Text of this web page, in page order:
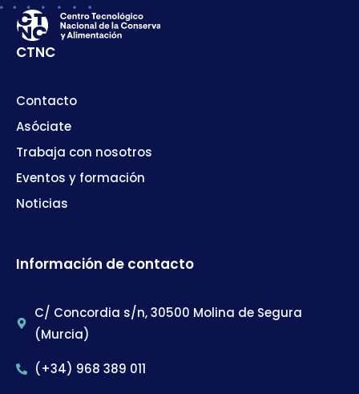
CTNC
Contacto
Asóciate
Trabaja con nosotros
Eventos y formación
Noticias
Información de contacto
C/ Concordia s/n, 30500 Molina de Segura
(Murcia)
(+34) 968 389 011